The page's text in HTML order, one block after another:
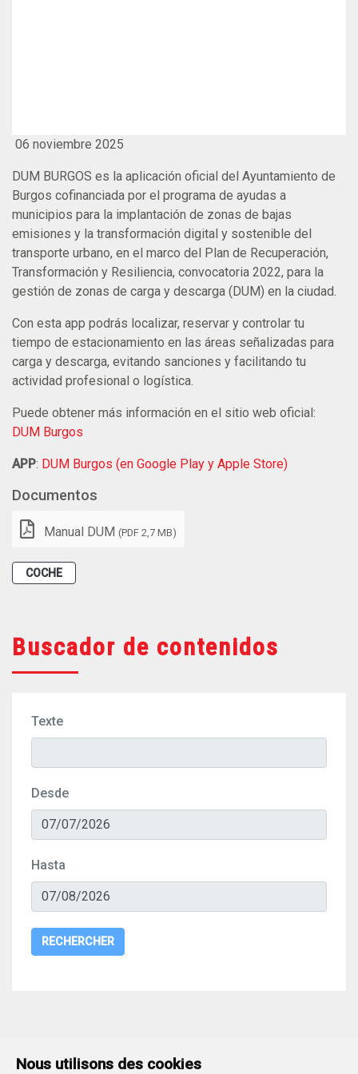
Nous utilisons des cookies
06 noviembre 2025
DUM BURGOS es la aplicación oficial del Ayuntamiento de
Burgos cofinanciada por el programa de ayudas a
municipios para la implantación de zonas de bajas
emisiones y la transformación digital y sostenible del
transporte urbano, en el marco del Plan de Recuperación,
Transformación y Resiliencia, convocatoria 2022, para la
gestión de zonas de carga y descarga (DUM) en la ciudad.
Con esta app podrás localizar, reservar y controlar tu
tiempo de estacionamiento en las áreas señalizadas para
carga y descarga, evitando sanciones y facilitando tu
actividad profesional o logística.
Puede obtener más información en el sitio web oficial:
DUM Burgos
APP: DUM Burgos (en Google Play y Apple Store)
Documentos
Manual DUM (PDF 2,7 MB)
COCHE
Buscador de contenidos
Texte
Desde
Hasta
RECHERCHER